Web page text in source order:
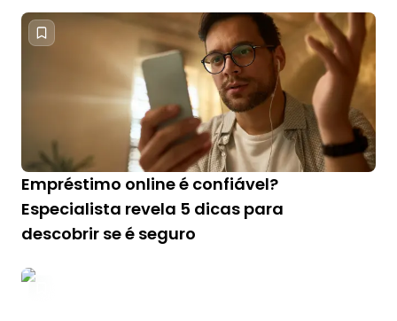
Empréstimo online é confiável?
Especialista revela 5 dicas para
descobrir se é seguro